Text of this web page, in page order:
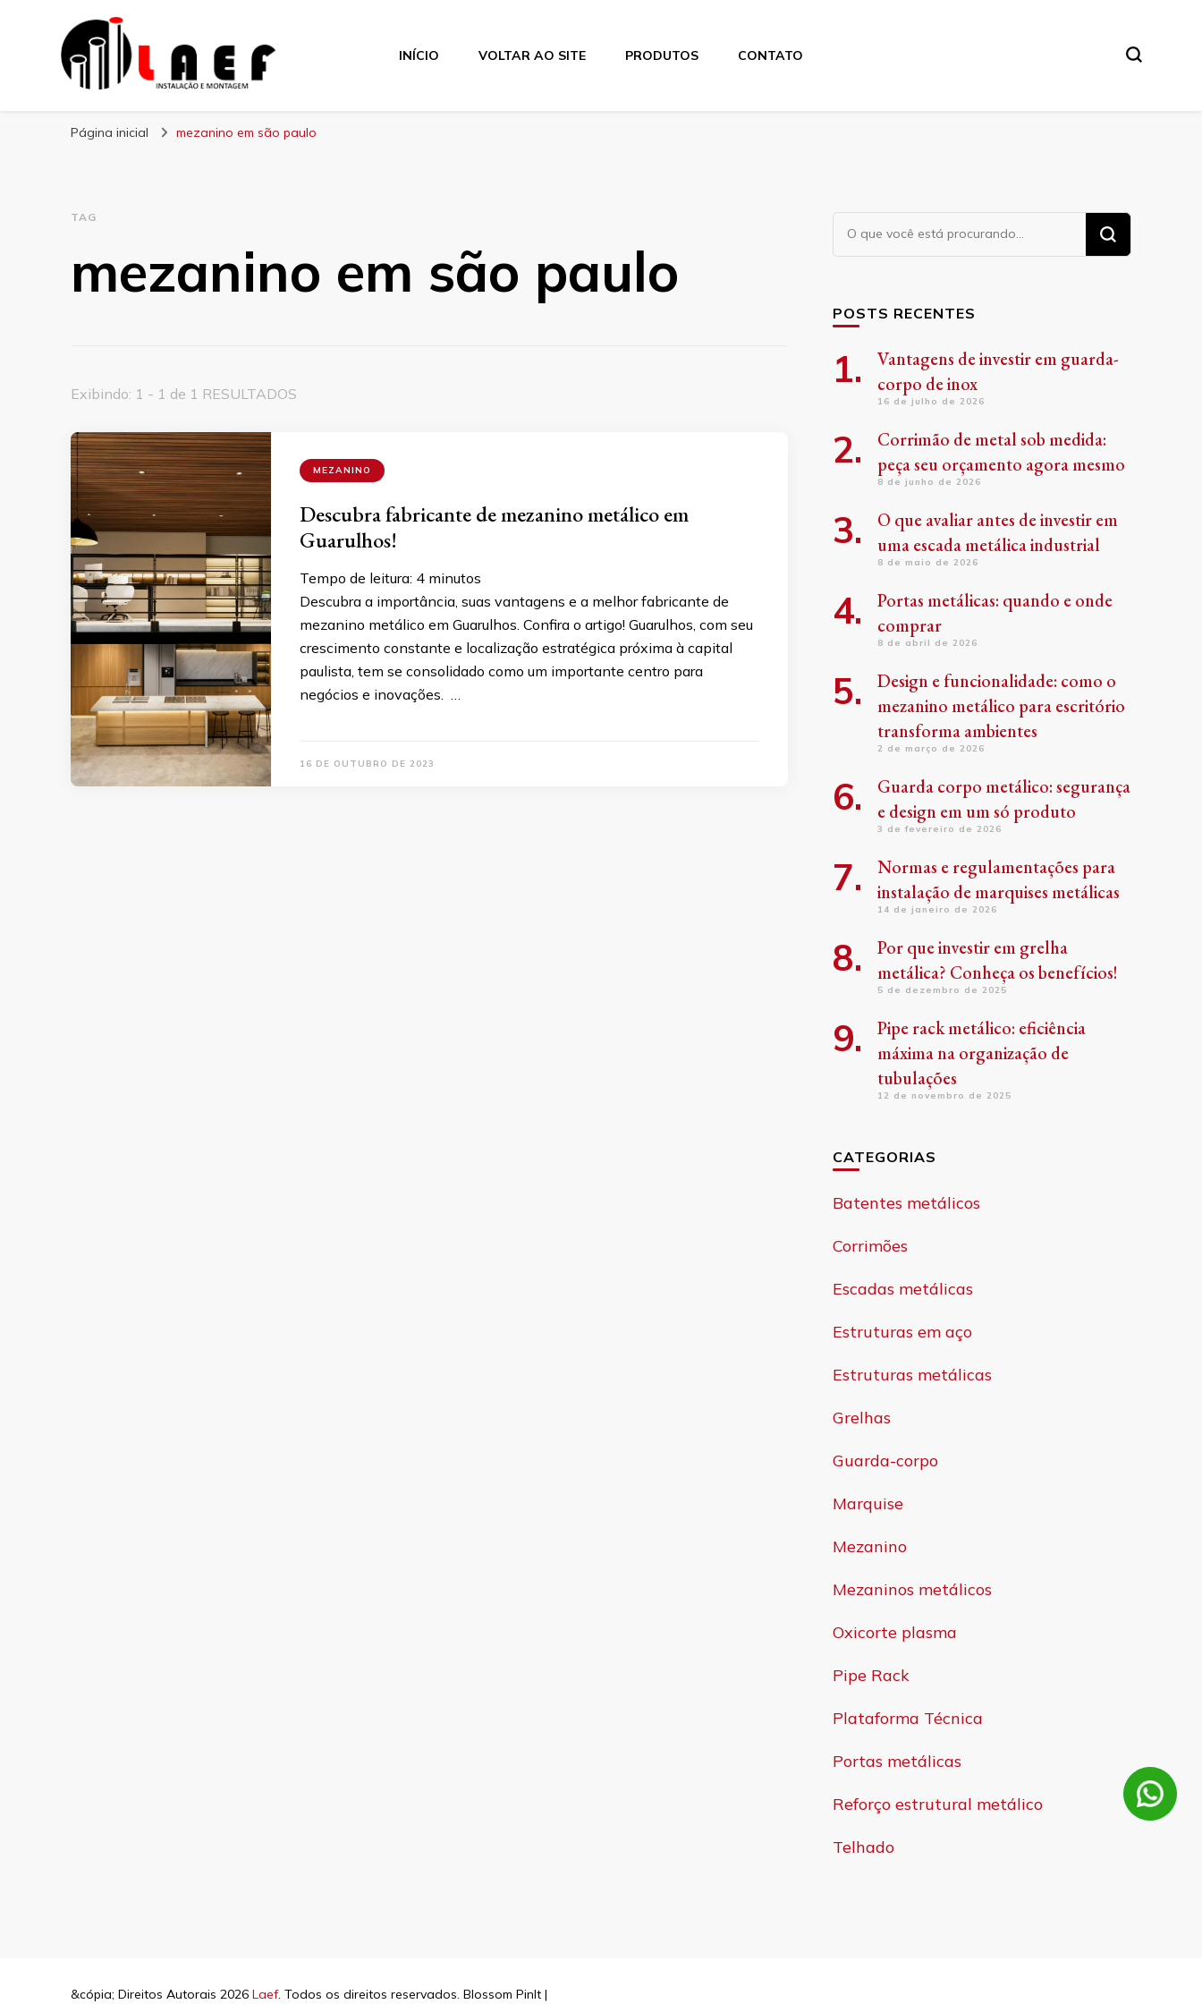
Laef
INÍCIO VOLTAR AO SITE PRODUTOS CONTATO
Página inicial mezanino em são paulo
TAG
mezanino em são paulo
Exibindo: 1 - 1 de 1 RESULTADOS
MEZANINO
Descubra fabricante de mezanino metálico em
Guarulhos!
Tempo de leitura: 4 minutos
Descubra a importância, suas vantagens e a melhor fabricante de
mezanino metálico em Guarulhos. Confira o artigo! Guarulhos, com seu
crescimento constante e localização estratégica próxima à capital
paulista, tem se consolidado como um importante centro para
negócios e inovações. …
16 DE OUTUBRO DE 2023
Procurando
algo?
POSTS RECENTES
Vantagens de investir em guarda-
corpo de inox
16 de julho de 2026
Corrimão de metal sob medida:
peça seu orçamento agora mesmo
8 de junho de 2026
O que avaliar antes de investir em
uma escada metálica industrial
8 de maio de 2026
Portas metálicas: quando e onde
comprar
8 de abril de 2026
Design e funcionalidade: como o
mezanino metálico para escritório
transforma ambientes
2 de março de 2026
Guarda corpo metálico: segurança
e design em um só produto
3 de fevereiro de 2026
Normas e regulamentações para
instalação de marquises metálicas
14 de janeiro de 2026
Por que investir em grelha
metálica? Conheça os benefícios!
5 de dezembro de 2025
Pipe rack metálico: eficiência
máxima na organização de
tubulações
12 de novembro de 2025
CATEGORIAS
Batentes metálicos
Corrimões
Escadas metálicas
Estruturas em aço
Estruturas metálicas
Grelhas
Guarda-corpo
Marquise
Mezanino
Mezaninos metálicos
Oxicorte plasma
Pipe Rack
Plataforma Técnica
Portas metálicas
Reforço estrutural metálico
Telhado
&cópia; Direitos Autorais 2026 Laef. Todos os direitos reservados. Blossom PinIt |